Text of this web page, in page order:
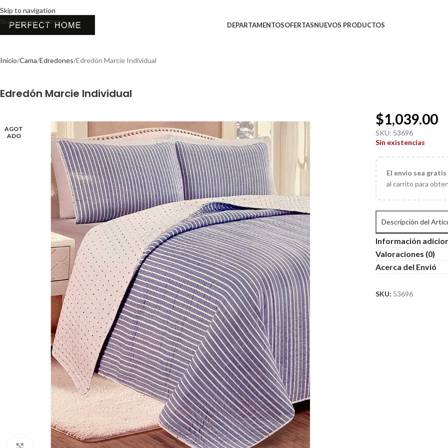
Skip to navigation
Skip to main content
DEPARTAMENTOSOFERTASNUEVOS PRODUCTOS
Inicio Cama Edredones Edredón Marcie Individual
Edredón Marcie Individual
AGOT
ADO
Click to enlarge
$1,039.00
SKU: 53696
Sin existencias
El envío sea
al carrito para
Descripción del
Información
Valoraciones (0)
Acerca del Envió
SKU: 53696